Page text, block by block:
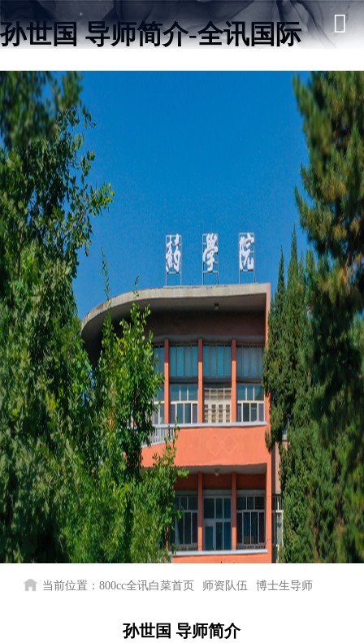
孙世国 导师简介-全讯国际
当前位置：800cc全讯白菜首页 师资队伍 博士生导师
孙世国 导师简介